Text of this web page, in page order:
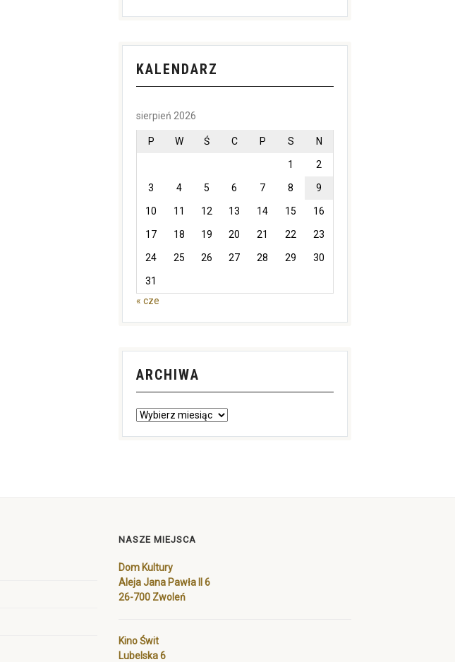
KALENDARZ
sierpień 2026
P W Ś C P S N
1 2
3 4 5 6 7 8 9
10 11 12 13 14 15 16
17 18 19 20 21 22 23
24 25 26 27 28 29 30
31
« cze
ARCHIWA
NASZE MIEJSCA
Dom Kultury
Aleja Jana Pawła II 6
26-700 Zwoleń
Kino Świt
Lubelska 6